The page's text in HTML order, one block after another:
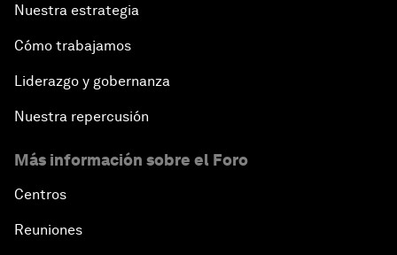
Nuestra estrategia
Cómo trabajamos
Liderazgo y gobernanza
Nuestra repercusión
Más información sobre el Foro
Centros
Reuniones